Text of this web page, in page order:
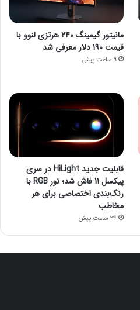
مانیتور گیمینگ ۲۴۰ هرتزی لنوو با
قیمت ۱۹۰ دلار معرفی شد
9 ساعت پیش
قابلیت جدید HiLight در سری
پیکسل 11 فاش شد؛ نور RGB با
رنگ‌بندی اختصاصی برای هر
مخاطب
24 ساعت پیش